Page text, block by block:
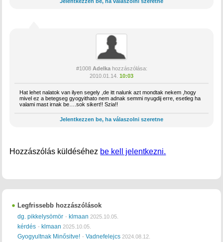
#1008 Adelkahozzászólása:
2010.01.14. 10:03
Hat lehet nalatok van ilyen segely ,de itt nalunk azt mondtak nekem ,hogy
mivel ez a betegseg gyogyithato nem adnak semmi nyugdij erre, esetleg ha
valami mast irnak be….sok sikert!! Szia!!
Jelentkezzen be, ha válaszolni szeretne
Hozzászólás küldéséhez be kell jelentkezni.
Legfrissebb hozzászólások
dg. pikkelysömör - klmaan 2025.10.05.
kérdés - klmaan 2025.10.05.
Gyogyultnak Minősitve! -Vadnefelejcs 2024.08.12.